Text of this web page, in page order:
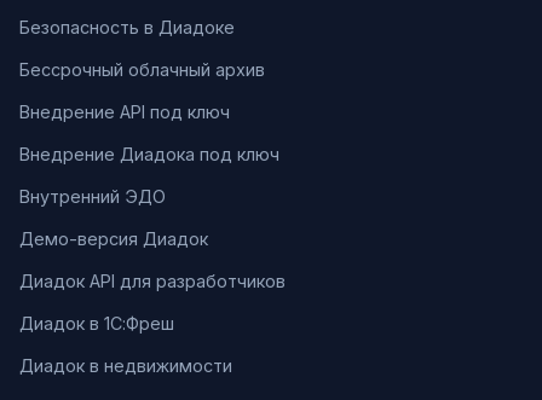
Безопасность в Диадоке
Бессрочный облачный архив
Внедрение API под ключ
Внедрение Диадока под ключ
Внутренний ЭДО
Демо-версия Диадок
Диадок API для разработчиков
Диадок в 1С:Фреш
Диадок в недвижимости